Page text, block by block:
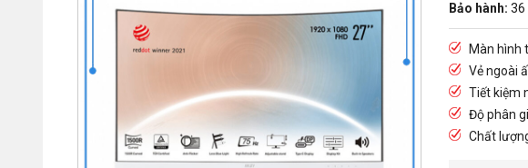
Bảo hành: 36
Màn hình
Vẻ ngoài
Tiết kiệm
Độ phân
Chất